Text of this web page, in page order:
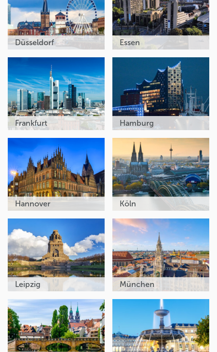
Düsseldorf Essen
Frankfurt Hamburg
Hannover Köln
Leipzig München